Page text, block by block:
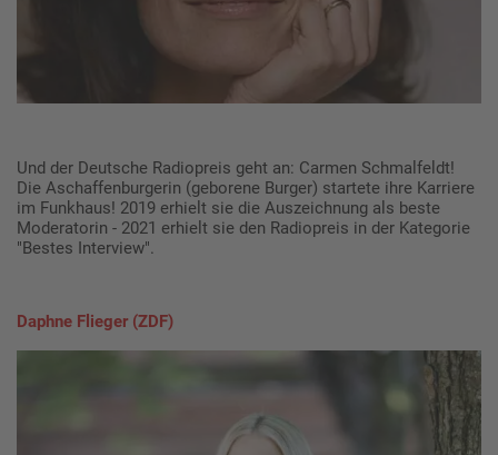
Und der Deutsche Radiopreis geht an: Carmen Schmalfeldt!
Die Aschaffenburgerin (geborene Burger) startete ihre Karriere
im Funkhaus! 2019 erhielt sie die Auszeichnung als beste
Moderatorin - 2021 erhielt sie den Radiopreis in der Kategorie
"Bestes Interview".
Daphne Flieger (ZDF)